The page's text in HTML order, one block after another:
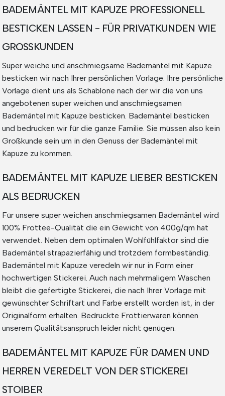
BADEMÄNTEL MIT KAPUZE PROFESSIONELL
BESTICKEN LASSEN - FÜR PRIVATKUNDEN WIE
GROSSKUNDEN
Super weiche und anschmiegsame Bademäntel mit Kapuze
besticken wir nach Ihrer persönlichen Vorlage. Ihre persönliche
Vorlage dient uns als Schablone nach der wir die von uns
angebotenen super weichen und anschmiegsamen
Bademäntel mit Kapuze besticken. Bademäntel besticken
und bedrucken wir für die ganze Familie. Sie müssen also kein
Großkunde sein um in den Genuss der Bademäntel mit
Kapuze zu kommen.
BADEMÄNTEL MIT KAPUZE LIEBER BESTICKEN
ALS BEDRUCKEN
Für unsere super weichen anschmiegsamen Bademäntel wird
100% Frottee-Qualität die ein Gewicht von 400g/qm hat
verwendet. Neben dem optimalen Wohlfühlfaktor sind die
Bademäntel strapazierfähig und trotzdem formbeständig.
Bademäntel mit Kapuze veredeln wir nur in Form einer
hochwertigen Stickerei. Auch nach mehrmaligem Waschen
bleibt die gefertigte Stickerei, die nach Ihrer Vorlage mit
gewünschter Schriftart und Farbe erstellt worden ist, in der
Originalform erhalten. Bedruckte Frottierwaren können
unserem Qualitätsanspruch leider nicht genügen.
BADEMÄNTEL MIT KAPUZE FÜR DAMEN UND
HERREN VEREDELT VON DER STICKEREI
STOIBER